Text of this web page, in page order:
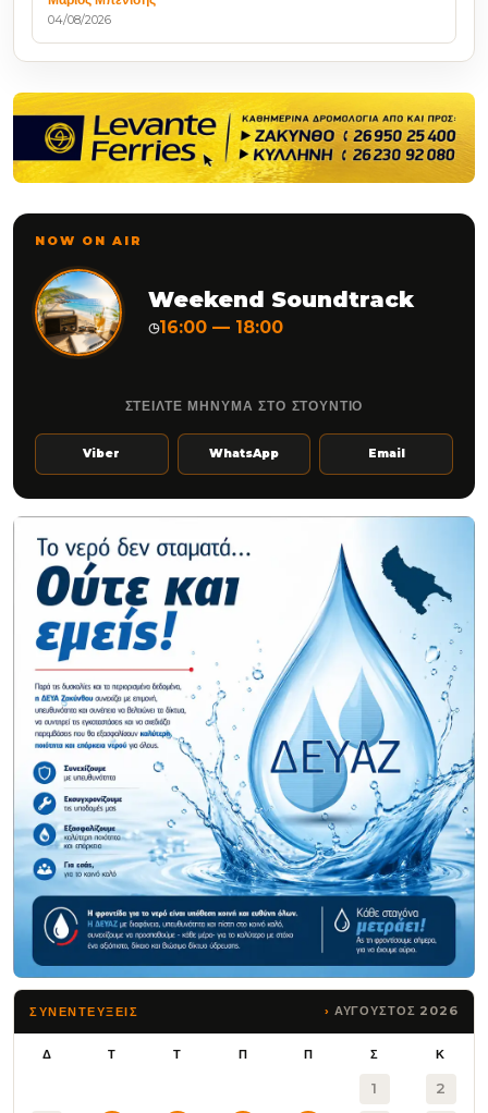
04/08/2026
NOW ON AIR
Weekend Soundtrack
◷16:00 — 18:00
ΣΤΕΙΛΤΕ ΜΗΝΥΜΑ ΣΤΟ ΣΤΟΥΝΤΙΟ
Viber WhatsApp Email
ΣΥΝΕΝΤΕΥΞΕΙΣ ΑΥΓΟΥΣΤΟΣ 2026
Δ Τ Τ Π Π Σ Κ
1 2